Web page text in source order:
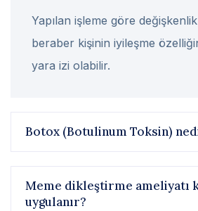
Yapılan işleme göre
beraber kişinin iyileşme
yara izi olabilir.
Botox (Botulinum Toksin)
Meme dikleştirme ameliyatı
uygulanır?